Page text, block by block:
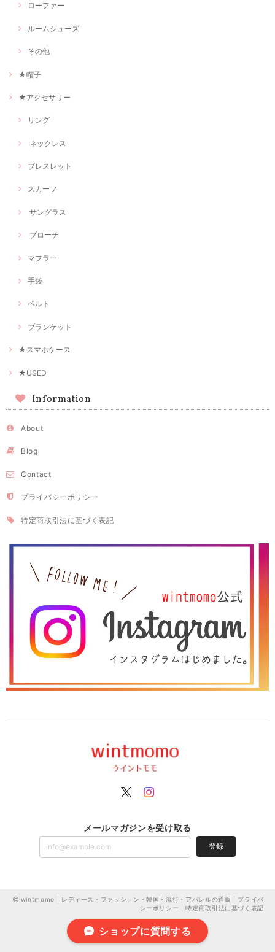
ローファー
ルームシューズ
その他
★帽子
★アクセサリー
リング
ネックレス
ブレスレット
スカーフ
サングラス
ブローチ
マフラー
手袋
ベルト
ブランケット
★スマホケース
★USED
Information
About
Blog
Contact
プライバシーポリシー
特定商取引法に基づく表記
メールマガジンを受け取る
登録
wintmomo | レディース・ファッション・韓国・流行・アパレルの通販 | プライバ
シーポリシー
|特定商取引法に基づく表記
ショップに質問する